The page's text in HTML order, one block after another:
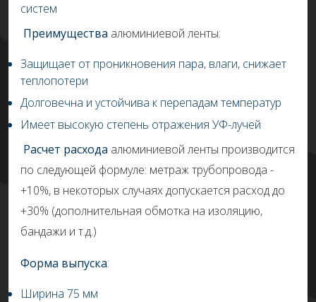
систем
Преимущества алюминиевой ленты:
Защищает от проникновения пара, влаги, снижает
теплопотери
Долговечна и устойчива к перепадам температур
Имеет высокую степень отражения УФ-лучей
Расчет расхода алюминиевой ленты производится
по следующей формуле: метраж трубопровода -
+10%, в некоторых случаях допускается расход до
+30% (дополнительная обмотка на изоляцию,
бандажи и т.д.)
Форма выпуска:
Ширина 75 мм